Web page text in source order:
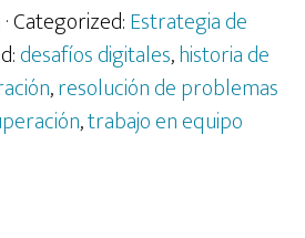
Una
historia
de
· Categorized:Estrategia de
desafíos digitales,historia de
,resolución de problemas
,trabajo en equipo